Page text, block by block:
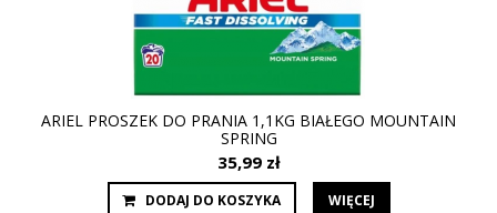
ARIEL PROSZEK DO PRANIA 1,1KG BIAŁEGO MOUNTAIN
SPRING
35,99 zł
DODAJ DO KOSZYKA WIĘCEJ